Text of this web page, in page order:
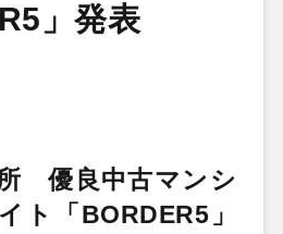
」発表
優良中古マンシ
ト「BORDER5」